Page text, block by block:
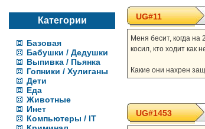
Категории
Базовая
Бабушки / Дедушки
Выпивка / Пьянка
Гопники / Хулиганы
Дети
Еда
Животные
Инет
Компьютеры / IT
UG#11
Меня бесит, когда
косил, кто ходит как
Какие они нахрен
UG#1453